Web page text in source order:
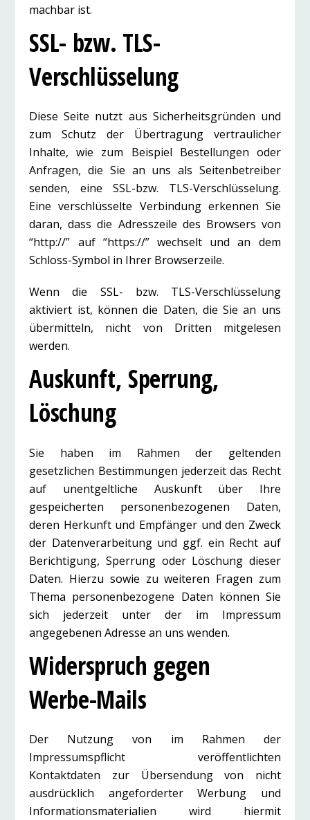
machbar ist.
SSL- bzw. TLS-
Verschlüsselung
Diese Seite nutzt aus Sicherheitsgründen und
zum Schutz der Übertragung vertraulicher
Inhalte, wie zum Beispiel Bestellungen oder
Anfragen, die Sie an uns als Seitenbetreiber
senden, eine SSL-bzw. TLS-Verschlüsselung.
Eine verschlüsselte Verbindung erkennen Sie
daran, dass die Adresszeile des Browsers von
“http://” auf “https://” wechselt und an dem
Schloss-Symbol in Ihrer Browserzeile.
Wenn die SSL- bzw. TLS-Verschlüsselung
aktiviert ist, können die Daten, die Sie an uns
übermitteln, nicht von Dritten mitgelesen
werden.
Auskunft, Sperrung,
Löschung
Sie haben im Rahmen der geltenden
gesetzlichen Bestimmungen jederzeit das Recht
auf unentgeltliche Auskunft über Ihre
gespeicherten personenbezogenen Daten,
deren Herkunft und Empfänger und den Zweck
der Datenverarbeitung und ggf. ein Recht auf
Berichtigung, Sperrung oder Löschung dieser
Daten. Hierzu sowie zu weiteren Fragen zum
Thema personenbezogene Daten können Sie
sich jederzeit unter der im Impressum
angegebenen Adresse an uns wenden.
Widerspruch gegen
Werbe-Mails
Der Nutzung von im Rahmen der
Impressumspflicht veröffentlichten
Kontaktdaten zur Übersendung von nicht
ausdrücklich angeforderter Werbung und
Informationsmaterialien wird hiermit